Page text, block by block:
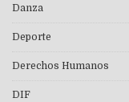
Danza
Deporte
Derechos Humanos
DIF